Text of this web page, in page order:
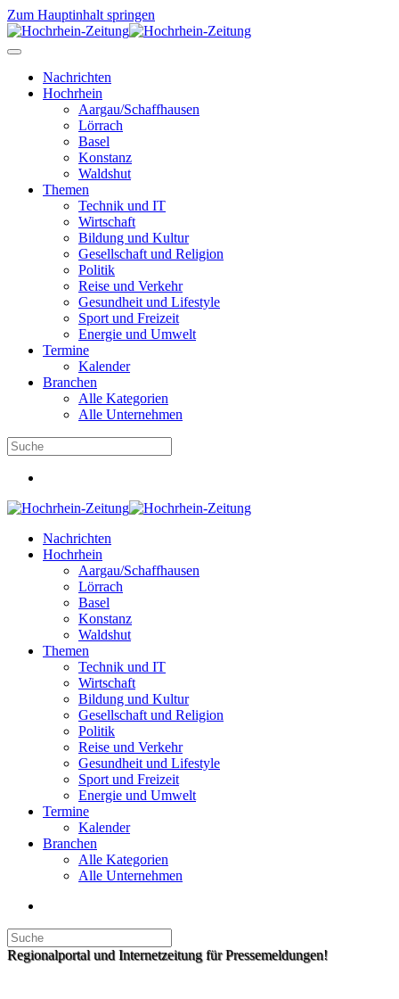
Zum Hauptinhalt springen
Nachrichten
Hochrhein
Aargau/Schaffhausen
Lörrach
Basel
Konstanz
Waldshut
Themen
Technik und IT
Wirtschaft
Bildung und Kultur
Gesellschaft und Religion
Politik
Reise und Verkehr
Gesundheit und Lifestyle
Sport und Freizeit
Energie und Umwelt
Termine
Kalender
Branchen
Alle Kategorien
Alle Unternehmen
Nachrichten
Hochrhein
Aargau/Schaffhausen
Lörrach
Basel
Konstanz
Waldshut
Themen
Technik und IT
Wirtschaft
Bildung und Kultur
Gesellschaft und Religion
Politik
Reise und Verkehr
Gesundheit und Lifestyle
Sport und Freizeit
Energie und Umwelt
Termine
Kalender
Branchen
Alle Kategorien
Alle Unternehmen
Regionalportal und Internetzeitung für Pressemeldungen!